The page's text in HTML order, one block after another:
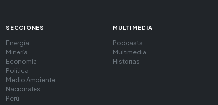
SECCIONES
Energía
Minería
Economía
Política
Medio Ambiente
Nacionales
Perú
MULTIMEDIA
Podcasts
Multimedia
Historias